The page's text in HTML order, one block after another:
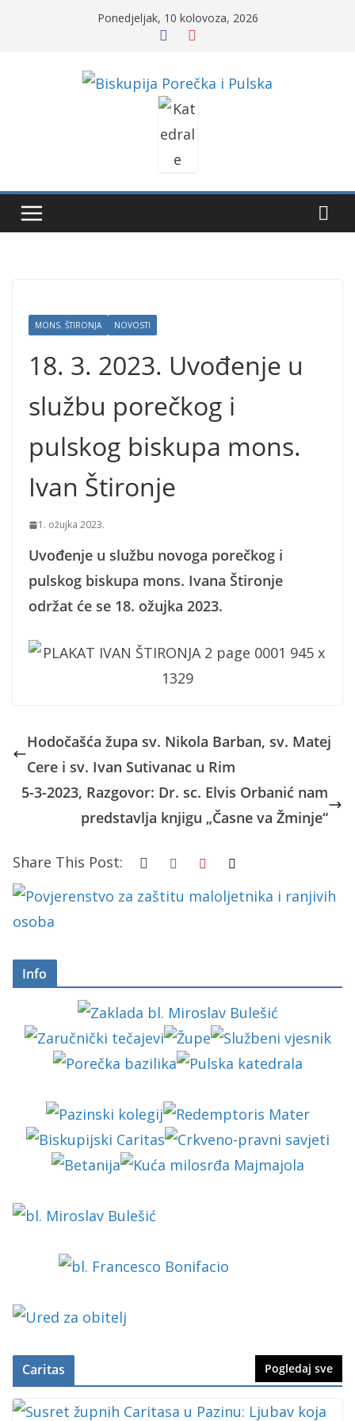
Ponedjeljak, 10 kolovoza, 2026
MONS. ŠTIRONJA NOVOSTI
18. 3. 2023. Uvođenje u
službu porečkog i
pulskog biskupa mons.
Ivan Štironje
1. ožujka 2023.
Uvođenje u službu novoga porečkog i
pulskog biskupa mons. Ivana Štironje
održat će se 18. ožujka 2023.
Hodočašća župa sv. Nikola Barban, sv. Matej
Cere i sv. Ivan Sutivanac u Rim
5-3-2023, Razgovor: Dr. sc. Elvis Orbanić nam
predstavlja knjigu „Časne va Žminje“
Share This Post:
Info
Caritas Pogledaj sve